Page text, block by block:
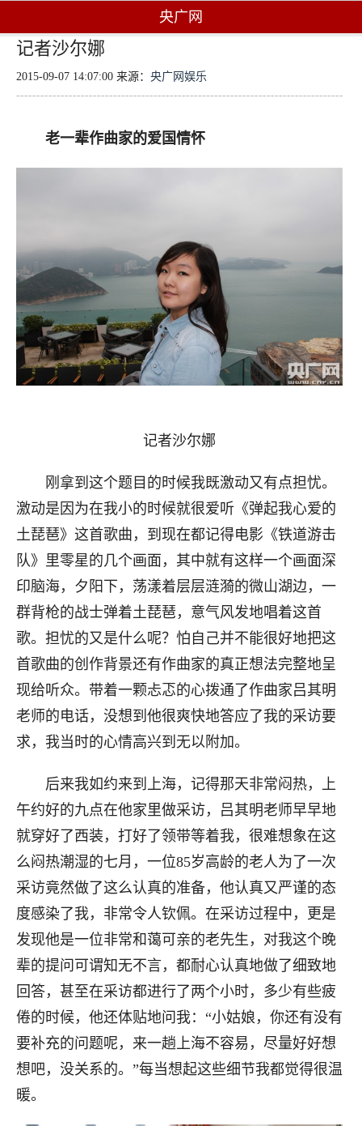
央广网
记者沙尔娜
2015-09-07 14:07:00 来源： 央广网娱乐
老一辈作曲家的爱国情怀
记者沙尔娜
刚拿到这个题目的时候我既激动又有点担忧。
激动是因为在我小的时候就很爱听《弹起我心爱的
土琵琶》这首歌曲，到现在都记得电影《铁道游击
队》里零星的几个画面，其中就有这样一个画面深
印脑海，夕阳下，荡漾着层层涟漪的微山湖边，一
群背枪的战士弹着土琵琶，意气风发地唱着这首
歌。担忧的又是什么呢？怕自己并不能很好地把这
首歌曲的创作背景还有作曲家的真正想法完整地呈
现给听众。带着一颗忐忑的心拨通了作曲家吕其明
老师的电话，没想到他很爽快地答应了我的采访要
求，我当时的心情高兴到无以附加。
后来我如约来到上海，记得那天非常闷热，上
午约好的九点在他家里做采访，吕其明老师早早地
就穿好了西装，打好了领带等着我，很难想象在这
么闷热潮湿的七月，一位85岁高龄的老人为了一次
采访竟然做了这么认真的准备，他认真又严谨的态
度感染了我，非常令人钦佩。在采访过程中，更是
发现他是一位非常和蔼可亲的老先生，对我这个晚
辈的提问可谓知无不言，都耐心认真地做了细致地
回答，甚至在采访都进行了两个小时，多少有些疲
倦的时候，他还体贴地问我：“小姑娘，你还有没有
要补充的问题呢，来一趟上海不容易，尽量好好想
想吧，没关系的。”每当想起这些细节我都觉得很温
暖。